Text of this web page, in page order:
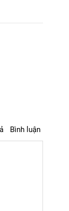
Bình luận